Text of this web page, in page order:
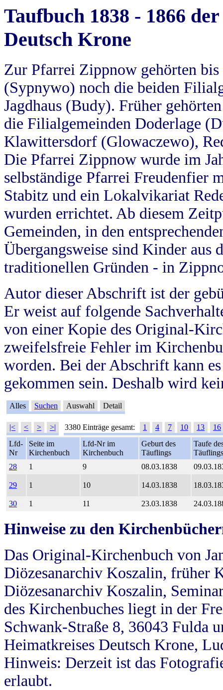
Taufbuch 1838 - 1866
Deutsch Krone
Zur Pfarrei Zippnow gehörten
(Sypnywo) noch die beiden
Jagdhaus (Budy). Früher
die Filialgemeinden Doderlage
Klawittersdorf (Glowaczewo),
Die Pfarrei Zippnow wurde im
selbständige Pfarrei Freudenfier
Stabitz und ein Lokalvikariat
wurden errichtet. Ab diesem
Gemeinden, in den
Übergangsweise sind Kinder aus
traditionellen Gründen - in
Autor dieser Abschrift ist der
Er weist auf folgende
von einer Kopie des Original-
zweifelsfreie Fehler im
worden. Bei der Abschrift kann
gekommen sein. Deshalb wird
Alles Suchen Auswahl Detail
|< < > >| 3380 Einträge gesamt: 1 4 7 10 13
16
Lfd-
Nr
Seite im
Kirchenbuch
Lfd-Nr im
Kirchenbuch
Geburt des
Täuflings
Taufe
Täuflings
28
1 9 08.03.1838
29 1 10 14.03.1838
30 1 11 23.03.1838
Hinweise zu den
Das Original-Kirchenbuch von
Diözesanarchiv Koszalin, früher
Diözesanarchiv Koszalin,
des Kirchenbuches liegt in der
Schwank-Straße 8, 36043 Fulda
Heimatkreises Deutsch Krone,
Hinweis: Derzeit ist das
erlaubt.